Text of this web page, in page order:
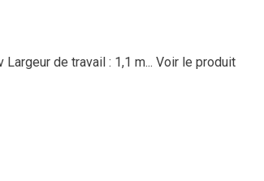
de travail : 1,1 m... Voir le produit